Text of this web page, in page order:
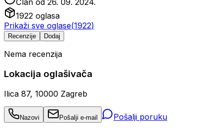
Član od 26. 09. 2024.
1922 oglasa
Prikaži sve oglase(1922)
Recenzije Dodaj
Nema recenzija
Lokacija oglašivača
Ilica 87, 10000 Zagreb
Nazovi Pošalji e-mail Pošalji poruku